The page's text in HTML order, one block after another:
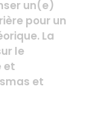
un(e)
pour un
La
le
et
et